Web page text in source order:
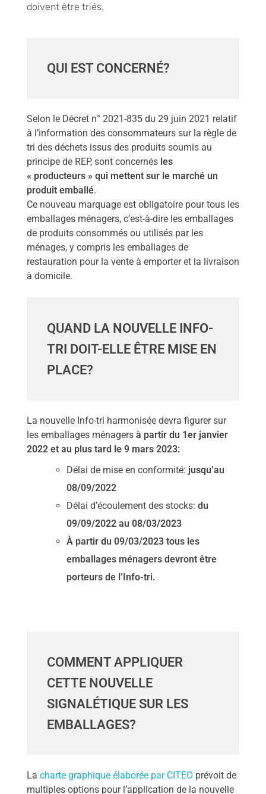
doivent être triés.
QUI EST CONCERNÉ?
Selon le Décret n° 2021-835 du 29 juin 2021 relatif
à l’information des consommateurs sur la règle de
tri des déchets issus des produits soumis au
principe de REP, sont concernés les
« producteurs » qui mettent sur le marché un
produit emballé.
Ce nouveau marquage est obligatoire pour tous les
emballages ménagers, c’est-à-dire les emballages
de produits consommés ou utilisés par les
ménages, y compris les emballages de
restauration pour la vente à emporter et la livraison
à domicile.
QUAND LA NOUVELLE INFO-
TRI DOIT-ELLE ÊTRE MISE EN
PLACE?
La nouvelle Info-tri harmonisée devra figurer sur
les emballages ménagers à partir du 1er janvier
2022 et au plus tard le 9 mars 2023:
Délai de mise en conformité: jusqu’au
08/09/2022
Délai d’écoulement des stocks:du
09/09/2022 au 08/03/2023
À partir du 09/03/2023 tous les
emballages ménagers devront être
porteurs de l’Info-tri.
COMMENT APPLIQUER
CETTE NOUVELLE
SIGNALÉTIQUE SUR LES
EMBALLAGES?
La charte graphique élaborée par CITEO prévoit de
multiples options pour l’application de la nouvelle